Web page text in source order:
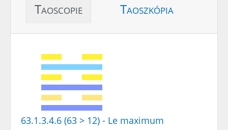
Taoscopie Taoszkópia
63.1.3.4.6 (63 > 12) - Le maximum